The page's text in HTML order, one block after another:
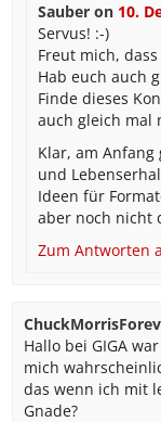
Sauber on 10.
Servus! :-)
Freut mich,
Hab euch auch
Finde dieses
auch gleich mal
Klar, am Anfang
und
Ideen für
aber noch nicht
Zum Antworten
Hallo bei GIGA
mich
das wenn ich mit
Gnade?